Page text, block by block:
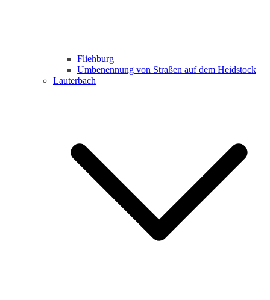
Fliehburg
Umbenennung von Straßen auf dem Heidstock
Lauterbach